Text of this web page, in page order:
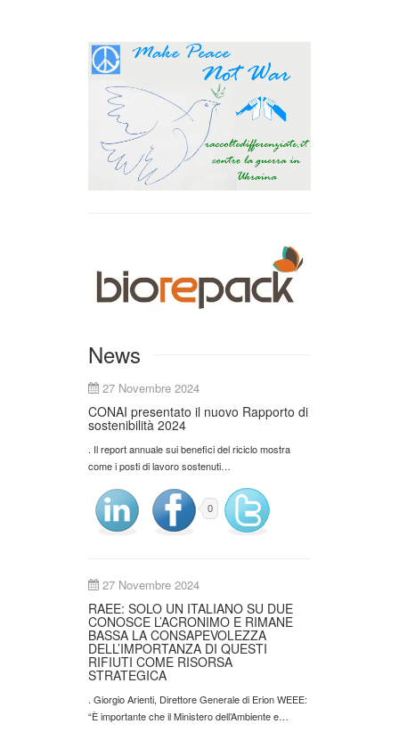
News
27 Novembre 2024
CONAI presentato il nuovo Rapporto di
sostenibilità 2024
. Il report annuale sui benefici del riciclo mostra
come i posti di lavoro sostenuti…
0
27 Novembre 2024
RAEE: SOLO UN ITALIANO SU DUE
CONOSCE L’ACRONIMO E RIMANE
BASSA LA CONSAPEVOLEZZA
DELL’IMPORTANZA DI QUESTI
RIFIUTI COME RISORSA
STRATEGICA
. Giorgio Arienti, Direttore Generale di Erion WEEE:
“È importante che il Ministero dell’Ambiente e…